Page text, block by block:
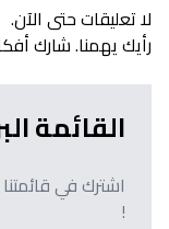
لا تعليقات حتى الآن.
رأيك يهمنا. شارك
القائمة
اشترك في
!